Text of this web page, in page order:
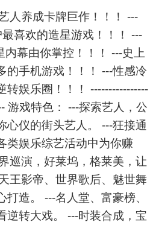
人养成卡牌巨作！！！ ---
喜欢的造星游戏！！！ ---
内幕由你掌控！！！ ---史上
的手机游戏！！！ ---性感冷
转娱乐圈！！！ ----------------
游戏特色： ---探索艺人，公
心仪的街头艺人。 ---狂接通
类娱乐综艺活动中为你赚
巡演，好莱坞，格莱美，让
王影帝、世界歌后、魅世舞
造。 ---名人堂、富豪榜、
逆转大戏。 ---时装合成，宝